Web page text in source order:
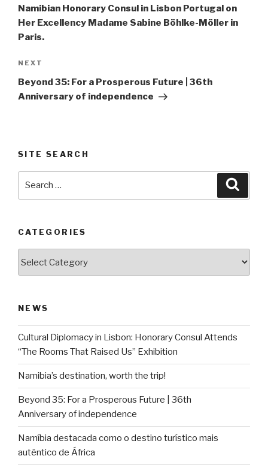
Namibian Honorary Consul in Lisbon Portugal on
Her Excellency Madame Sabine Böhlke-Möller in
Paris.
Next
Post
NEXT
Beyond 35: For a Prosperous Future | 36th
Anniversary of independence
SITE SEARCH
CATEGORIES
NEWS
Cultural Diplomacy in Lisbon: Honorary Consul Attends
“The Rooms That Raised Us” Exhibition
Namibia’s destination, worth the trip!
Beyond 35: For a Prosperous Future | 36th
Anniversary of independence
Namíbia destacada como o destino turístico mais
autêntico de África